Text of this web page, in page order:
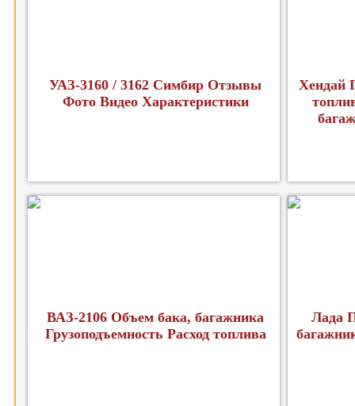
УАЗ-3160 / 3162 Симбир Отзывы
Фото Видео Характеристики
Хендай
ВАЗ-2106 Объем бака, багажника
Грузоподъемность Расход топлива
Лада